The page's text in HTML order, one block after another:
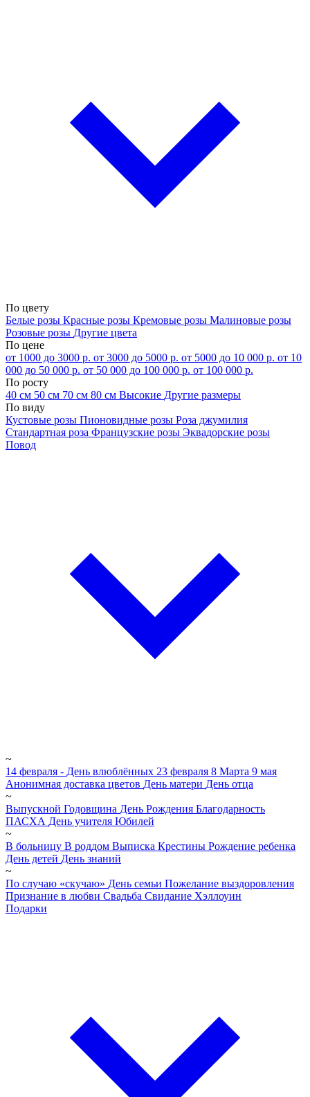
По цвету
Белые розы Красные розы Кремовые розы Малиновые розы
Розовые розы Другие цвета
По цене
от 1000 до 3000 р. от 3000 до 5000 р. от 5000 до 10 000 р. от 10
000 до 50 000 р. от 50 000 до 100 000 р. от 100 000 р.
По росту
40 см 50 см 70 см 80 см Высокие Другие размеры
По виду
Кустовые розы Пионовидные розы Роза джумилия
Стандартная роза Французские розы Эквадорские розы
Повод
~
14 февраля - День влюблённых 23 февраля 8 Марта 9 мая
Анонимная доставка цветов День матери День отца
~
Выпускной Годовщина День Рождения Благодарность
ПАСХА День учителя Юбилей
~
В больницу В роддом Выписка Крестины Рождение ребенка
День детей День знаний
~
По случаю «скучаю» День семьи Пожелание выздоровления
Признание в любви Свадьба Свидание Хэллоуин
Подарки